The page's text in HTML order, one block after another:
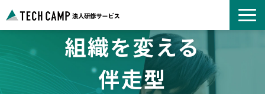
よくあるご質問
お知らせ
事例紹介一覧
組織を変える
伴走型